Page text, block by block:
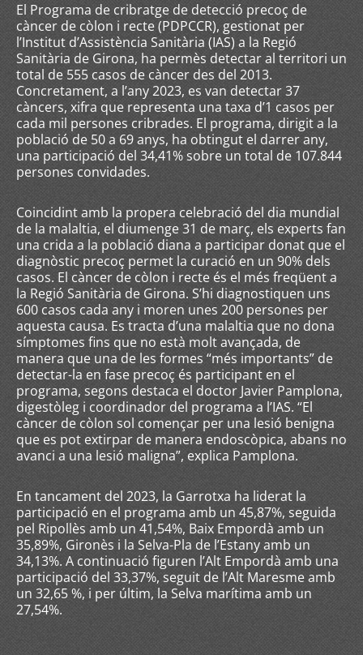
El Programa de cribratge de detecció precoç de
càncer de còlon i recte (PDPCCR), gestionat per
l’Institut d’Assistència Sanitària (IAS) a la Regió
Sanitària de Girona, ha permès detectar al territori un
total de 555 casos de càncer des del 2013.
Concretament, a l’any 2023, es van detectar 37
càncers, xifra que representa una taxa d’1 casos per
cada mil persones cribrades. El programa, dirigit a la
població de 50 a 69 anys, ha obtingut el darrer any,
una participació del 34,41% sobre un total de 107.844
persones convidades.
Coincidint amb la propera celebració del dia mundial
de la malaltia, el diumenge 31 de març, els experts fan
una crida a la població diana a participar donat que el
diagnòstic precoç permet la curació en un 90% dels
casos. El càncer de còlon i recte és el més freqüent a
la Regió Sanitària de Girona. S’hi diagnostiquen uns
600 casos cada any i moren unes 200 persones per
aquesta causa. Es tracta d’una malaltia que no dona
símptomes fins que no està molt avançada, de
manera que una de les formes “més importants” de
detectar-la en fase precoç és participant en el
programa, segons destaca el doctor Javier Pamplona,
digestòleg i coordinador del programa a l’IAS. “El
càncer de còlon sol començar per una lesió benigna
que es pot extirpar de manera endoscòpica, abans no
avanci a una lesió maligna”, explica Pamplona.
En tancament del 2023, la Garrotxa ha liderat la
participació en el programa amb un 45,87%, seguida
pel Ripollès amb un 41,54%, Baix Empordà amb un
35,89%, Gironès i la Selva-Pla de l’Estany amb un
34,13%. A continuació figuren l’Alt Empordà amb una
participació del 33,37%, seguit de l’Alt Maresme amb
un 32,65 %, i per últim, la Selva marítima amb un
27,54%.